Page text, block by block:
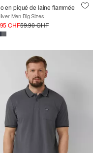
en piqué de laine flammée
Men Big Sizes
CHF59.90 CHF